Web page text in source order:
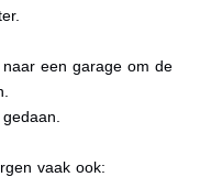
een garage om de
vaak ook: